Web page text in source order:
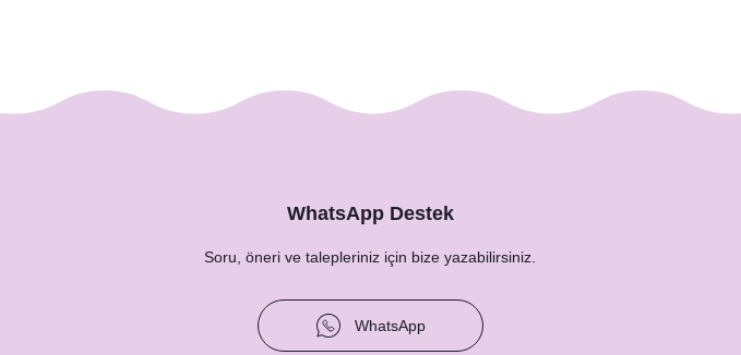
Sevimli Ayıcık Konsept Pleksili Bebek Çikolatası
15,00 TL
WhatsApp Destek
Soru, öneri ve talepleriniz için bize yazabilirsiniz.
WhatsApp